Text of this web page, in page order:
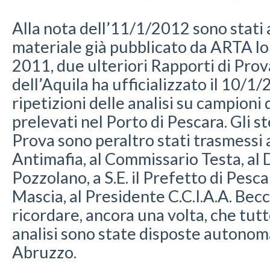
Alla nota dell’11/1/2012 sono stati
materiale già pubblicato da ARTA
2011, due ulteriori Rapporti di
dell’Aquila ha ufficializzato il 10/
ripetizioni delle analisi su campioni
prelevati nel Porto di Pescara. Gli
Prova sono peraltro stati trasmessi
Antimafia, al Commissario Testa,
Pozzolano, a S.E. il Prefetto di
Mascia, al Presidente C.C.I.A.A.
ricordare, ancora una volta, che
analisi sono state disposte
Abruzzo.